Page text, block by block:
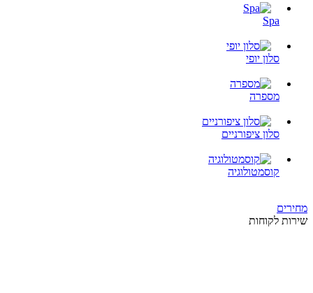
Spa
סלון יופי
מספרה
סלון ציפורניים
קוסמטולוגיה
מחירים
שירות לקוחות